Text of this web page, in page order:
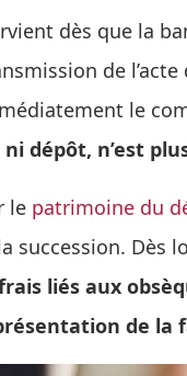
dès que la
de l’acte
le
dépôt, n’est
le patrimoine du
succession.
liés aux
de la